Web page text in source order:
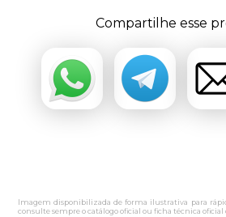
Compartilhe esse
Imagem disponibilizada de forma ilustrativa para
consulte sempre o catálogo oficial ou ficha técnica oficial